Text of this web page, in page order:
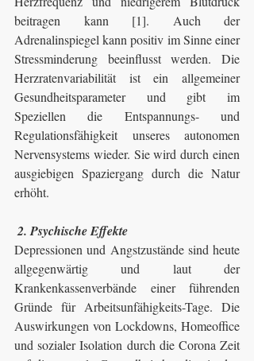
beitragen kann [1]. Auch der
Adrenalinspiegel kann positiv im Sinne einer
Stressminderung beeinflusst werden. Die
Herzratenvariabilität ist ein allgemeiner
Gesundheitsparameter und gibt im
Speziellen die Entspannungs- und
Regulationsfähigkeit unseres autonomen
Nervensystems wieder. Sie wird durch einen
ausgiebigen Spaziergang durch die Natur
erhöht.
2. Psychische Effekte
Depressionen und Angstzustände sind heute
allgegenwärtig und laut der
Krankenkassenverbände einer führenden
Gründe für Arbeitsunfähigkeits-Tage. Die
Auswirkungen von Lockdowns, Homeoffice
und sozialer Isolation durch die Corona Zeit